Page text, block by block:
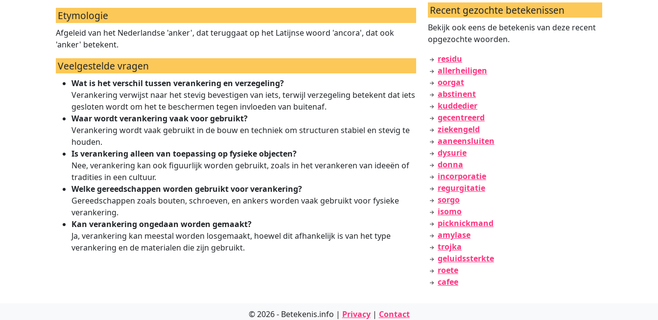
Etymologie
Afgeleid van het Nederlandse 'anker', dat teruggaat op het Latijnse woord 'ancora', dat ook
'anker' betekent.
Veelgestelde vragen
Wat is het verschil tussen verankering en verzegeling?
Verankering verwijst naar het stevig bevestigen van iets, terwijl verzegeling betekent dat iets
gesloten wordt om het te beschermen tegen invloeden van buitenaf.
Waar wordt verankering vaak voor gebruikt?
Verankering wordt vaak gebruikt in de bouw en techniek om structuren stabiel en stevig te
houden.
Is verankering alleen van toepassing op fysieke objecten?
Nee, verankering kan ook figuurlijk worden gebruikt, zoals in het verankeren van ideeën of
tradities in een cultuur.
Welke gereedschappen worden gebruikt voor verankering?
Gereedschappen zoals bouten, schroeven, en ankers worden vaak gebruikt voor fysieke
verankering.
Kan verankering ongedaan worden gemaakt?
Ja, verankering kan meestal worden losgemaakt, hoewel dit afhankelijk is van het type
verankering en de materialen die zijn gebruikt.
Recent gezochte betekenissen
Bekijk ook eens de betekenis van deze recent
opgezochte woorden.
residu
allerheiligen
oorgat
abstinent
kuddedier
gecentreerd
ziekengeld
aaneensluiten
dysurie
donna
incorporatie
regurgitatie
sorgo
isomo
picknickmand
amylase
trojka
geluidssterkte
roete
cafee
© 2026 - Betekenis.info | Privacy| Contact